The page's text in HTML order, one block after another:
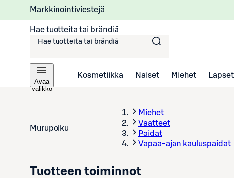
Markkinointiviestejä
Hae tuotteita tai brändiä
Avaa
valikko
Kosmetiikka Naiset Miehet Lapset
Murupolku
Miehet
Vaatteet
Paidat
Vapaa-ajan kauluspaidat
Tuotteen toiminnot